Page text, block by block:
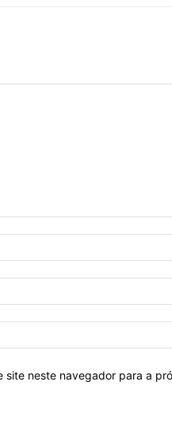
site neste navegador para a